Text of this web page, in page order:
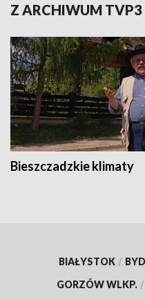
Z ARCHIWUM
Bieszczadzkie klimaty
BIAŁYSTOK /
GORZÓW WLKP. /